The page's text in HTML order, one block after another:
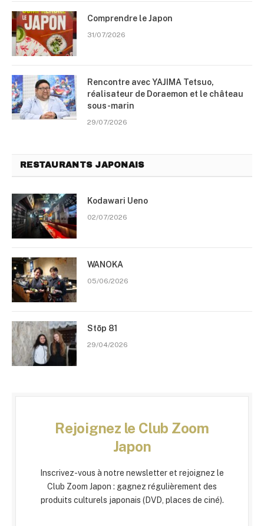
Comprendre le Japon
31/07/2026
Rencontre avec YAJIMA Tetsuo,
réalisateur de Doraemon et le château
sous-marin
29/07/2026
RESTAURANTS JAPONAIS
Kodawari Ueno
02/07/2026
WANOKA
05/06/2026
Stōp 81
29/04/2026
Rejoignez le Club Zoom
Japon
Inscrivez-vous à notre newsletter et rejoignez le
Club Zoom Japon : gagnez régulièrement des
produits culturels japonais (DVD, places de ciné).